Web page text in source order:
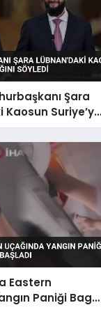
Şara
Kaosun Suriye’ye
Söyledi
Eastern
Paniği